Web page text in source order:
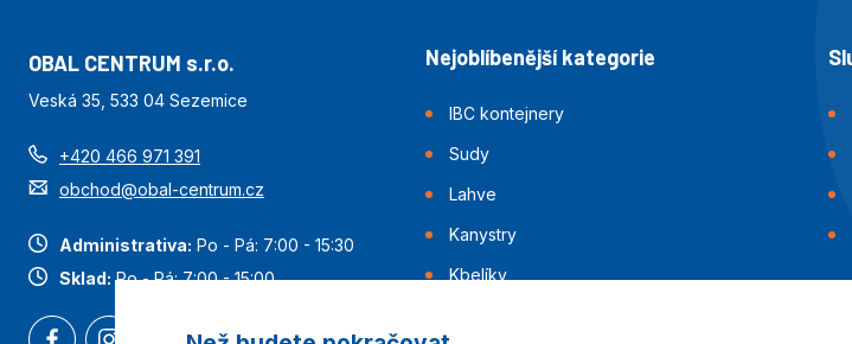
OBAL CENTRUM s.r.o.
Veská 35, 533 04 Sezemice
+420 466 971 391
obchod@obal-centrum.cz
Administrativa: Po - Pá: 7:00 - 15:30
Sklad: Po - Pá: 7:00 - 15:00
Nejoblíbenější kategorie
IBC kontejnery
Sudy
Lahve
Kanystry
Kbelíky